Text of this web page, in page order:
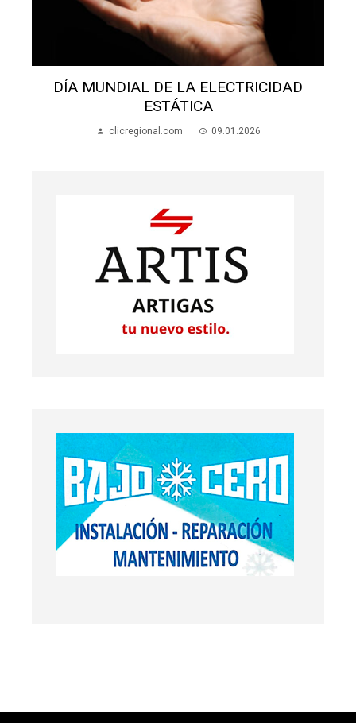
DÍA MUNDIAL DE LA ELECTRICIDAD
ESTÁTICA
clicregional.com 09.01.2026